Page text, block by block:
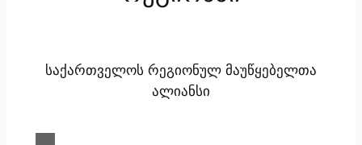
საქართველოს რეგიონულ მაუწყებელთა
ალიანსი